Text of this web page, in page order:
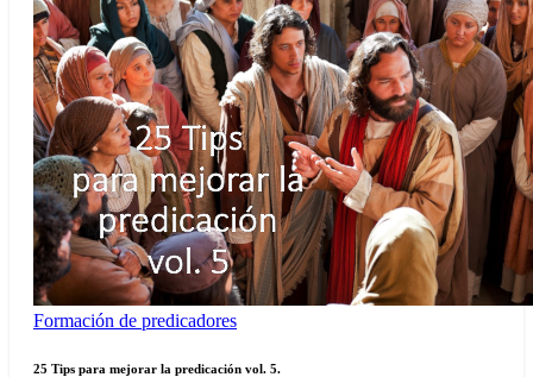
Formación de predicadores
25 Tips para mejorar la predicación vol. 5.